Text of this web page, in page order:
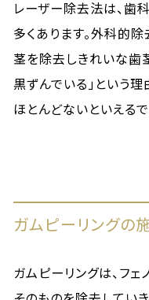
レーザー除去法は、歯
多くあります。外科的
茎を除去しきれいな歯
黒ずんでいる」という
ほとんどないといえるで
ガムピーリングの
ガムピーリングは、フ